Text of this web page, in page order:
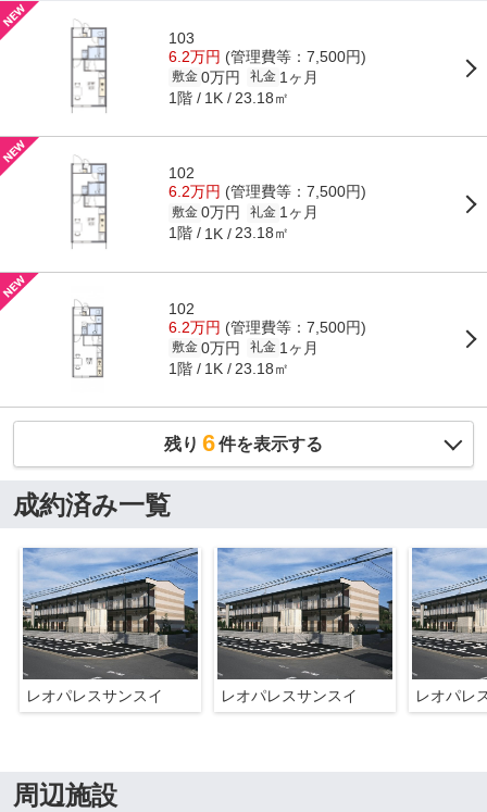
103
6.2万円 (管理費等：7,500円)
敷金 0万円 礼金 1ヶ月
1階 1K 23.18㎡
102
6.2万円 (管理費等：7,500円)
敷金 0万円 礼金 1ヶ月
1階 1K 23.18㎡
102
6.2万円 (管理費等：7,500円)
敷金 0万円 礼金 1ヶ月
1階 1K 23.18㎡
残り 6件を表示する
成約済み一覧
レオパレスサンスイ レオパレスサンスイ レオパレ
周辺施設